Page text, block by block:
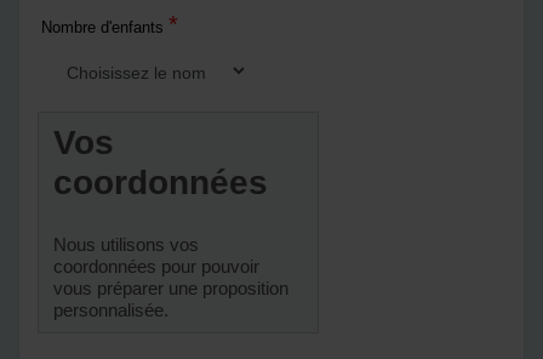
Nombre d'enfants *
Vos
coordonnées
Nous utilisons vos
coordonnées pour pouvoir
vous préparer une proposition
personnalisée.